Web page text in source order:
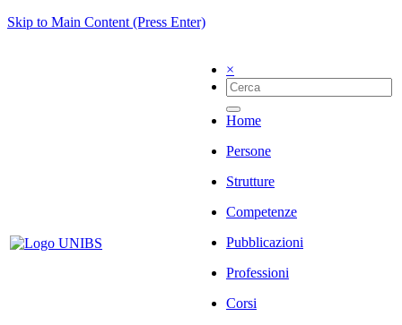
Skip to Main Content (Press Enter)
×
Home
Persone
Strutture
Competenze
Pubblicazioni
Professioni
Corsi